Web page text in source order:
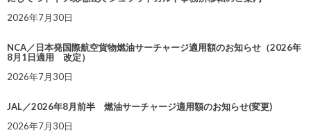
2026年7月30日
NCA／日本発国際航空貨物燃油サーチャージ適用額のお知らせ（2026年
8月1日適用 改定）
2026年7月30日
JAL／2026年8月前半 燃油サーチャージ適用額のお知らせ(変更)
2026年7月30日